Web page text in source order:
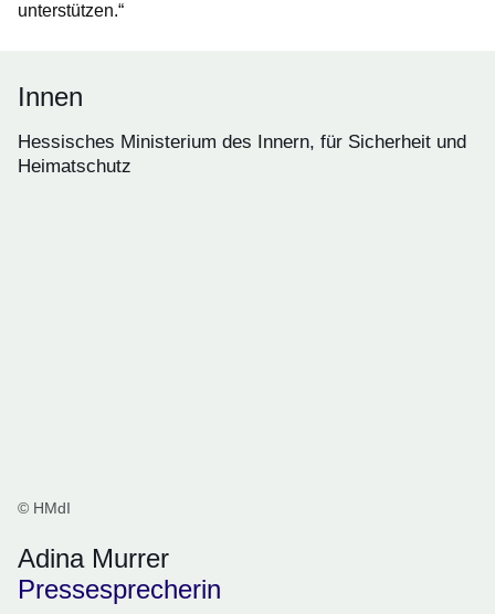
unterstützen.“
Innen
Hessisches Ministerium des Innern, für Sicherheit und
Heimatschutz
© HMdI
Adina Murrer
Pressesprecherin